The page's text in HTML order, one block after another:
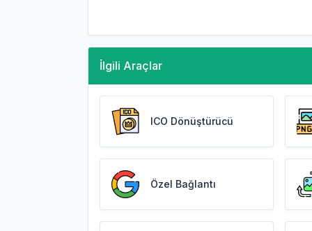
İlgili Araçlar
ICO Dönüştürücü
Özel Bağlantı